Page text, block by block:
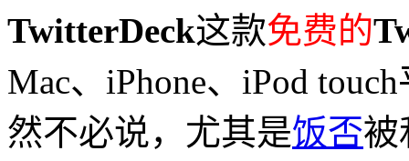
TwitterDeck这款免费的
Mac、iPhone、iPod
然不必说，尤其是饭否被